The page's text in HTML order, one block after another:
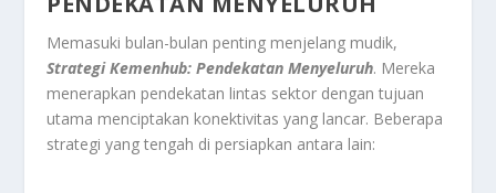
Memasuki bulan-bulan penting menjelang mudik,
Strategi Kemenhub: Pendekatan Menyeluruh. Mereka
menerapkan pendekatan lintas sektor dengan tujuan
utama menciptakan konektivitas yang lancar. Beberapa
strategi yang tengah di persiapkan antara lain: